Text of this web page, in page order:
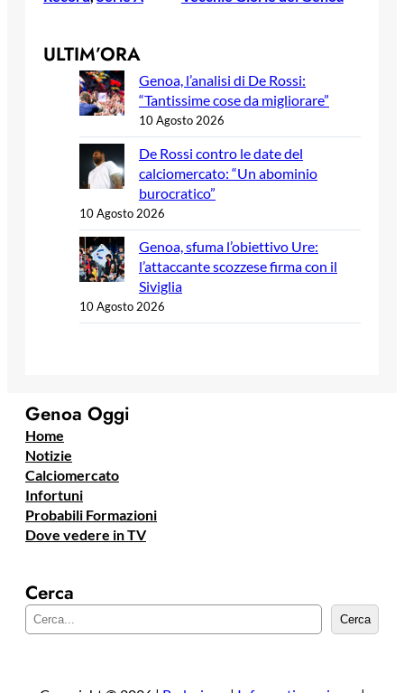
ULTIM’ORA
Genoa, l’analisi di De Rossi:
“Tantissime cose da migliorare”
10 Agosto 2026
De Rossi contro le date del
calciomercato: “Un abominio
burocratico”
10 Agosto 2026
Genoa, sfuma l’obiettivo Ure:
l’attaccante scozzese firma con il
Siviglia
10 Agosto 2026
Genoa Oggi
Home
Notizie
Calciomercato
Infortuni
Probabili Formazioni
Dove vedere in TV
Cerca
e
Cerca